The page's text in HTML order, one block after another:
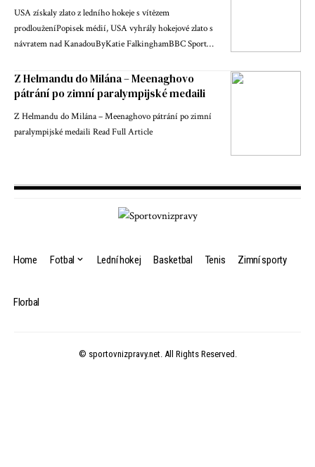
USA získaly zlato z ledního hokeje s vítězem
prodlouženíPopisek médií, USA vyhrály hokejové zlato s
návratem nad KanadouByKatie FalkinghamBBC Sport…
Z Helmandu do Milána – Meenaghovo
pátrání po zimní paralympijské medaili
Z Helmandu do Milána – Meenaghovo pátrání po zimní
paralympijské medaili Read Full Article
Home Fotbal Lední hokej Basketbal Tenis Zimní sporty
Florbal
© sportovnizpravy.net. All Rights Reserved.